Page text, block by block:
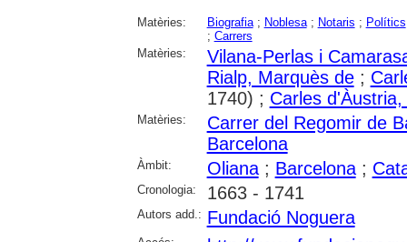
Matèries: Biografia; Noblesa; Notaris ; Polítics
; Carrers
Matèries:
Vilana-Perlas i
Rialp, Marquès de;
1740) ; Carles d'Àustria,
Matèries:
Carrer del Regomir de
Barcelona
Àmbit: Oliana; Barcelona;
Cronologia: 1663 - 1741
Autors add.: Fundació Noguera